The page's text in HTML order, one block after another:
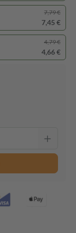
7,79 €
7,45 €
4,79 €
4,66 €